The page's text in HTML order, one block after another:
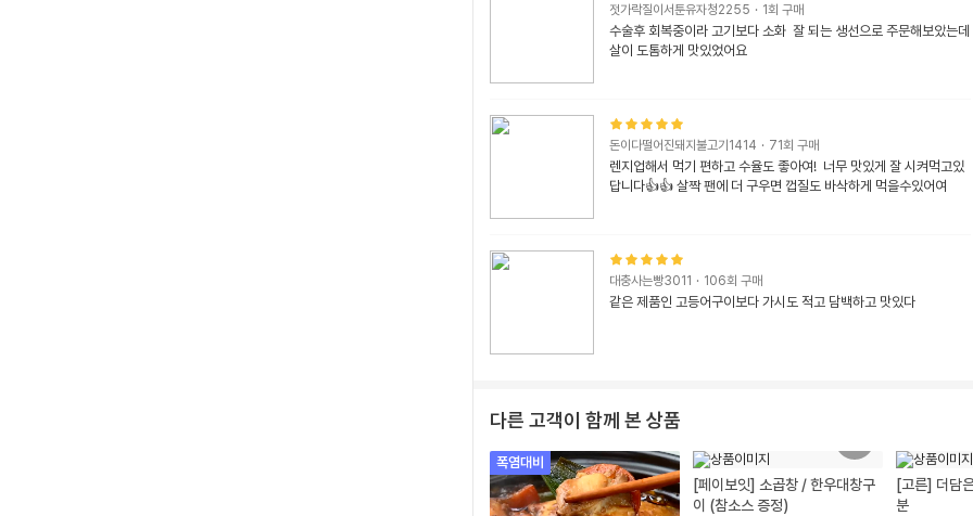
젓가락질이서툰유자청2255 · 1회 구매
수술후 회복중이라 고기보다 소화  잘 되는 생선으로 주문해보았는데
살이 도톰하게 맛있었어요
돈이다떨어진돼지불고기1414 · 71회 구매
렌지업해서 먹기 편하고 수율도 좋아여!  너무 맛있게 잘 시켜먹고있
답니다👍👍 살짝 팬에 더 구우면 껍질도 바삭하게 먹을수있어여
대충사는빵3011 · 106회 구매
같은 제품인 고등어구이보다 가시도 적고 담백하고 맛있다
다른 고객이 함께 본 상품
폭염대비
[페이보잇] 소곱창 / 한우대창구
이 (참소스 증정)
[고른] 더담
분